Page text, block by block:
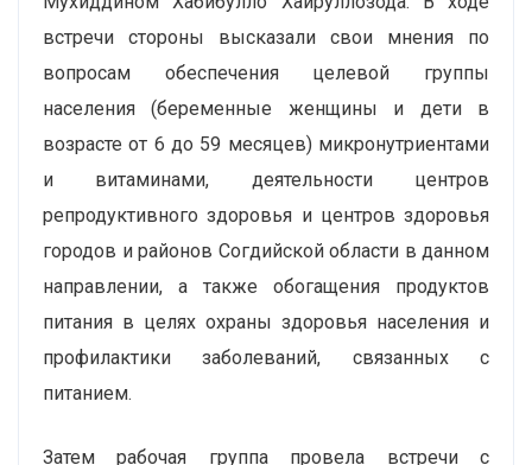
встречи стороны высказали свои мнения по
вопросам обеспечения целевой группы
населения (беременные женщины и дети в
возрасте от 6 до 59 месяцев) микронутриентами
и витаминами, деятельности центров
репродуктивного здоровья и центров здоровья
городов и районов Согдийской области в данном
направлении, а также обогащения продуктов
питания в целях охраны здоровья населения и
профилактики заболеваний, связанных с
питанием.
Затем рабочая группа провела встречи с